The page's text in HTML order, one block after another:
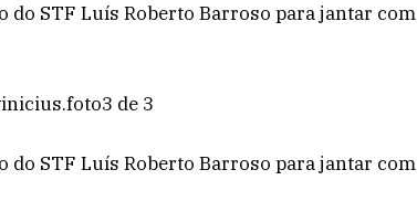
STF Luís Roberto Barroso para jantar com
de 3
STF Luís Roberto Barroso para jantar com